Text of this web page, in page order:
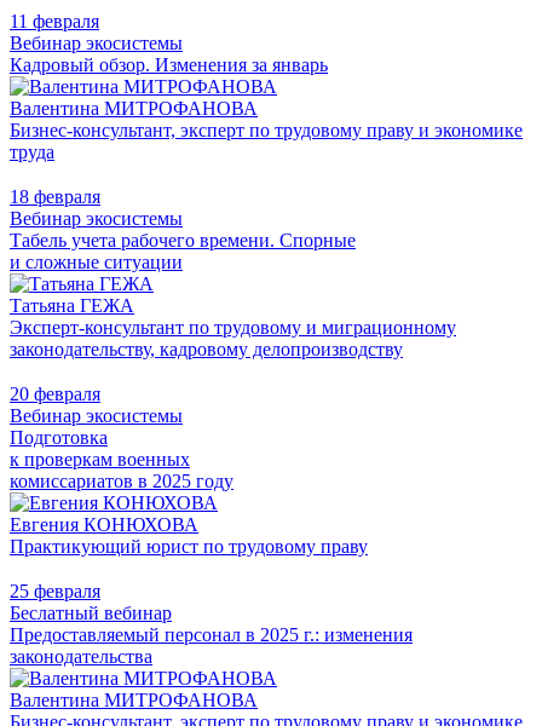
11 февраля
Вебинар экосистемы
Кадровый обзор. Изменения за январь
Валентина МИТРОФАНОВА
Бизнес-консультант, эксперт по трудовому праву и экономике
труда
18 февраля
Вебинар экосистемы
Табель учета рабочего времени. Спорные
и сложные ситуации
Татьяна ГЕЖА
Эксперт-консультант по трудовому и миграционному
законодательству, кадровому делопроизводству
20 февраля
Вебинар экосистемы
Подготовка
к проверкам военных
комиссариатов в 2025 году
Евгения КОНЮХОВА
Практикующий юрист по трудовому праву
25 февраля
Беслатный вебинар
Предоставляемый персонал в 2025 г.: изменения
законодательства
Валентина МИТРОФАНОВА
Бизнес-консультант, эксперт по трудовому праву и экономике